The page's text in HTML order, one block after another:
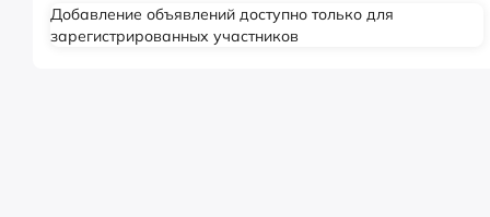
Добавление объявлений доступно только для
зарегистрированных участников